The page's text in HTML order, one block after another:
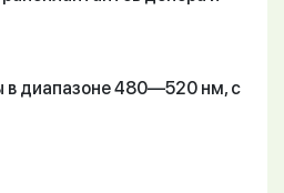
в диапазоне 480—520 нм, с